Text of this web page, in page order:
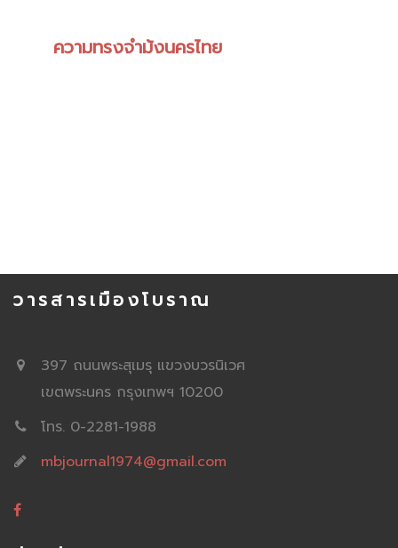
ความทรงจำม้งนครไทย
วารสารเมืองโบราณ
397 ถนนพระสุเมรุ แขวงบวรนิเวศ
เขตพระนคร กรุงเทพฯ 10200
โทร. 0-2281-1988
mbjournal1974@gmail.com